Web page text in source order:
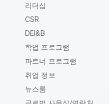
리더십
CSR
DEI&B
학업 프로그램
파트너 프로그램
취업 정보
뉴스룸